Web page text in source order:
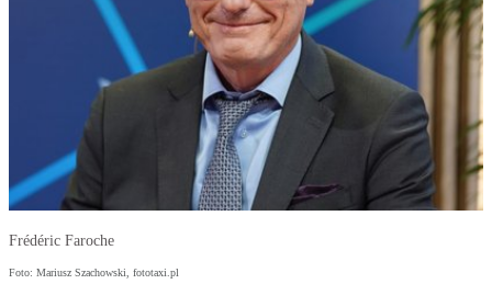
Frédéric Faroche
Foto: Mariusz Szachowski, fototaxi.pl